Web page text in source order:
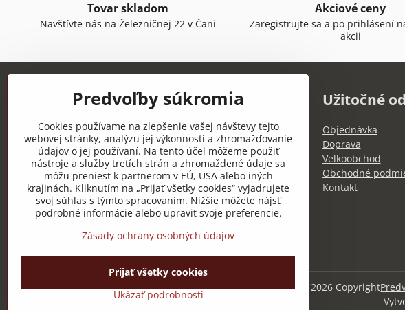
Tovar skladom
Navštívte nás na Železničnej 22 v Čani
Akciové ceny
Zaregistrujte sa a po prihlásení
akcii
CECHOTEX s.r.o.
Železničná 22, 044 14 Čaňa
IČO: 48181757
DIČ: 2120085451
IČ DPH: SK2120085451
Užitočné
Objednávka
Doprava
Veľkoobchod
Obchodné
Kontakt
©2026 Copyright
Predvoľby súkromia
Cookies používame na zlepšenie vašej návštevy tejto
webovej stránky, analýzu jej výkonnosti a zhromažďovanie
údajov o jej používaní. Na tento účel môžeme použiť
nástroje a služby tretích strán a zhromaždené údaje sa
môžu preniesť k partnerom v EÚ, USA alebo iných
krajinách. Kliknutím na „Prijať všetky cookies“ vyjadrujete
svoj súhlas s týmto spracovaním. Nižšie môžete nájsť
podrobné informácie alebo upraviť svoje preferencie.
Zásady ochrany osobných údajov
Ukázať podrobnosti
Prijať všetky cookies